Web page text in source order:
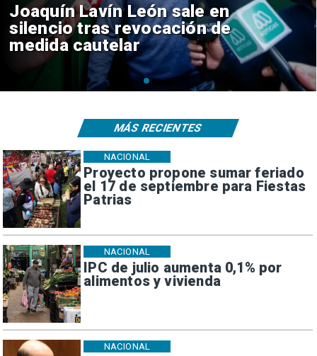
Chile y Venezuela formalizan
reinicio de relaciones
consulares
Proyecto propone sumar feriado
el 17 de septiembre para Fiestas
Patrias
NACIONAL
IPC de julio aumenta 0,1% por
alimentos y vivienda
NACIONAL
NACIONAL
MÁS RECIENTES